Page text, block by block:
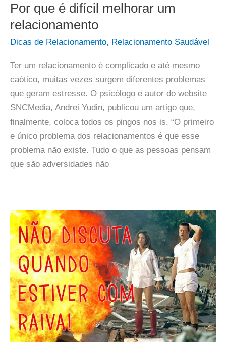
Por que é difícil melhorar um
relacionamento
Dicas de Relacionamento, Relacionamento Saudável
Ter um relacionamento é complicado e até mesmo
caótico, muitas vezes surgem diferentes problemas
que geram estresse. O psicólogo e autor do website
SNCMedia, Andrei Yudin, publicou um artigo que,
finalmente, coloca todos os pingos nos is. “O primeiro
e único problema dos relacionamentos é que esse
problema não existe. Tudo o que as pessoas pensam
que são adversidades não